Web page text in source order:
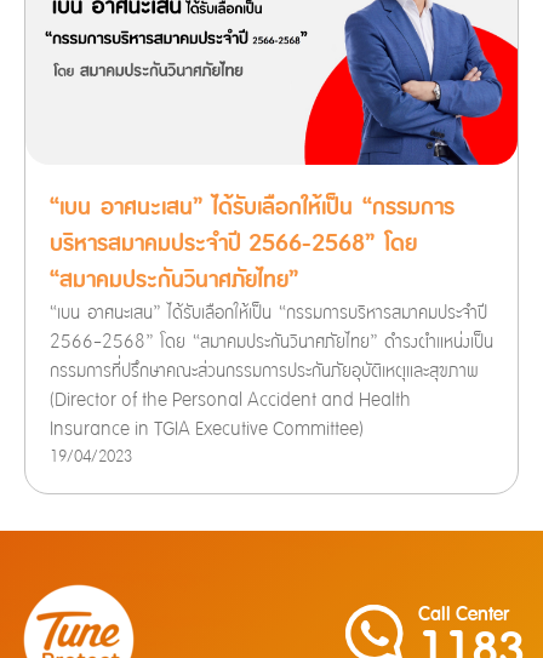
“เบน อาศนะเสน” ได้รับเลือกให้เป็น “กรรมการ
บริหารสมาคมประจำปี 2566-2568” โดย
“สมาคมประกันวินาศภัยไทย”
“เบน อาศนะเสน” ได้รับเลือกให้เป็น “กรรมการบริหารสมาคมประจำปี
2566-2568” โดย “สมาคมประกันวินาศภัยไทย” ดำรงตำแหน่งเป็น
กรรมการที่ปรึกษาคณะส่วนกรรมการประกันภัยอุบัติเหตุและสุขภาพ
(Director of the Personal Accident and Health
Insurance in TGIA Executive Committee)
19/04/2023
Call Center